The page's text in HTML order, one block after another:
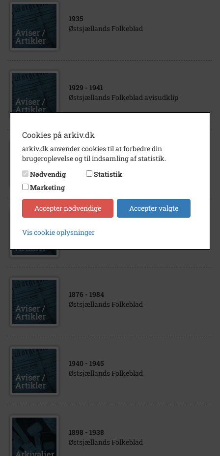
1935
Østsjællands Folkeblad
1929 - 1941
Østsjællands Folkeblad avisudklip
1942- 1944
Østsjællands Folkeblad avisudklip
1876 - 1984
Østsjællands Folkeblad
1940 - 1945
Østsjællands Folkeblad
1898 - 1938
Østsjællands Folkeblad
Cookies på arkiv.dk
arkiv.dk anvender cookies til at forbedre din
brugeroplevelse og til indsamling af statistik.
Nødvendig
Statistik
Marketing
Accepter nødvendige Accepter valgte
Vis cookie oplysninger